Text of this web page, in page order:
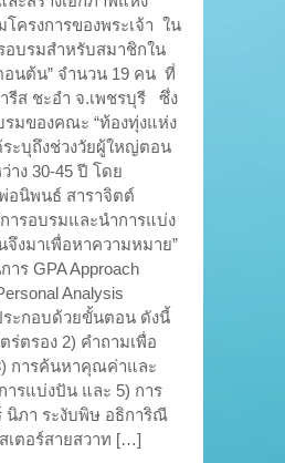
โครงการของพระเจ้า ใน
อบรมสำหรับสมาชิกใน
อนต้น” จำนวน 19 คน ที่
รีส ชะอำ จ.เพชรบุรี ซึ่ง
มของคณะ “ท้องทุ่งแห่ง
ะบุถึงช่วงวัยผู้ใหญ่ตอน
าง 30-45 ปี โดย
นิพนธ์ สาราจิตต์
ารอบรมและนำการแบ่ง
งมาเพื่อหาความหมาย”
ร GPA Approach
Analysis
ระกอบด้วยขั้นตอน ดังนี้
ร่ตรอง 2) คำถามเพื่อ
การค้นหาคุณค่าและ
ารแบ่งปัน และ 5) การ
นิภา ระงับพิษ อธิการิณี
เตอร์สายสวาท […]